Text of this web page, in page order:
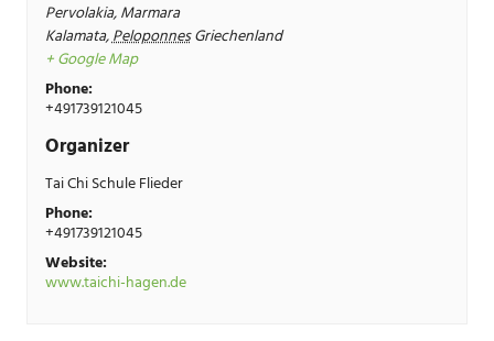
Pervolakia, Marmara
Kalamata,PeloponnesGriechenland
+ Google Map
Phone:
+491739121045
Organizer
Tai Chi Schule Flieder
Phone:
+491739121045
Website:
www.taichi-hagen.de